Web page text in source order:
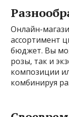
Онлайн-
ассортимент
бюджет. Вы
розы, так и
композиции
комбинируя